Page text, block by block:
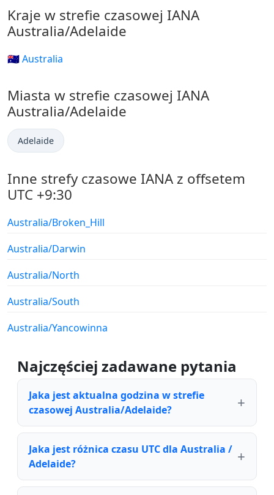
Kraje w strefie czasowej IANA
Australia/Adelaide
🇦🇺 Australia
Miasta w strefie czasowej IANA
Australia/Adelaide
Adelaide
Inne strefy czasowe IANA z offsetem
UTC +9:30
Australia/Broken_Hill
Australia/Darwin
Australia/North
Australia/South
Australia/Yancowinna
Najczęściej zadawane pytania
Jaka jest aktualna godzina w strefie
czasowej Australia/Adelaide?
Jaka jest różnica czasu UTC dla Australia /
Adelaide?